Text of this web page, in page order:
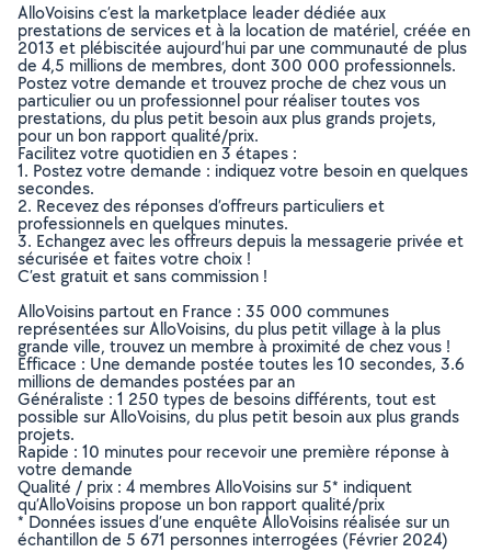
AlloVoisins c’est la marketplace leader dédiée aux
prestations de services et à la location de matériel, créée en
2013 et plébiscitée aujourd’hui par une communauté de plus
de 4,5 millions de membres, dont 300 000 professionnels.
Postez votre demande et trouvez proche de chez vous un
particulier ou un professionnel pour réaliser toutes vos
prestations, du plus petit besoin aux plus grands projets,
pour un bon rapport qualité/prix.
Facilitez votre quotidien en 3 étapes :
1. Postez votre demande : indiquez votre besoin en quelques
secondes.
2. Recevez des réponses d’offreurs particuliers et
professionnels en quelques minutes.
3. Echangez avec les offreurs depuis la messagerie privée et
sécurisée et faites votre choix !
C’est gratuit et sans commission !
AlloVoisins partout en France : 35 000 communes
représentées sur AlloVoisins, du plus petit village à la plus
grande ville, trouvez un membre à proximité de chez vous !
Efficace : Une demande postée toutes les 10 secondes, 3.6
millions de demandes postées par an
Généraliste : 1 250 types de besoins différents, tout est
possible sur AlloVoisins, du plus petit besoin aux plus grands
projets.
Rapide : 10 minutes pour recevoir une première réponse à
votre demande
Qualité / prix : 4 membres AlloVoisins sur 5* indiquent
qu’AlloVoisins propose un bon rapport qualité/prix
* Données issues d’une enquête AlloVoisins réalisée sur un
échantillon de 5 671 personnes interrogées (Février 2024)